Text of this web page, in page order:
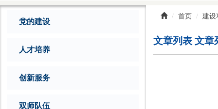
党的建设
人才培养
创新服务
双师队伍
首页 建设
文章列表 文章